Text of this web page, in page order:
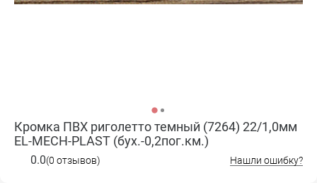
Кромка ПВХ риголетто темный (7264) 22/1,0мм
EL-MECH-PLAST (бух.-0,2пог.км.)
0.0(0 отзывов) Нашли ошибку?